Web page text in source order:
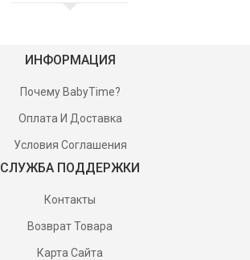
ИНФОРМАЦИЯ
Почему BabyTime?
Оплата И Доставка
Условия Соглашения
СЛУЖБА ПОДДЕРЖКИ
Контакты
Возврат Товара
Карта Сайта